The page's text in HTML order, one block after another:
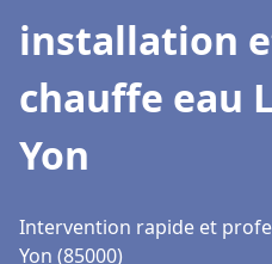
installation
chauffe eau
Yon
Intervention rapide et
Yon (85000)